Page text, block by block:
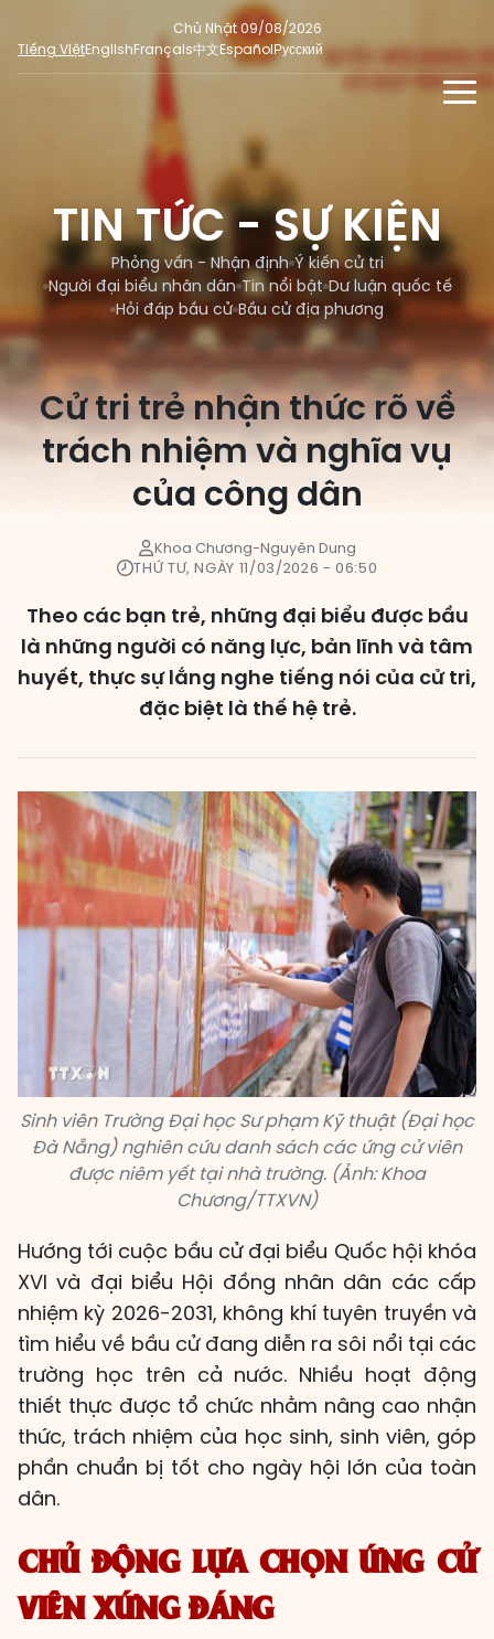
Chủ Nhật 09/08/2026
Tiếng ViệtEnglishFrançais中文EspañolРусский
TIN TỨC - SỰ KIỆN
Phỏng vấn - Nhận định
Ý kiến cử tri
Người đại biểu nhân dân
Tin nổi bật
Dư luận quốc tế
Hỏi đáp bầu cử
Bầu cử địa phương
ĐA PHƯƠNG TIỆN
Ảnh
E-magazine
Infographic
DÀNH CHO BÁO CHÍ
MẠNG XÃ HỘI
SỐ LIỆU BẦU CỬ
Cử tri tham gia bầu cử
Tổng số đại biểu quốc hội
Nữ đại biểu Quốc hội
HĐND cấp xã
HĐND cấp tỉnh, thành phố
TIN TỨC - SỰ KIỆN
Phỏng vấn - Nhận định Ý kiến cử tri
Người đại biểu nhân dân Tin nổi bật Dư luận quốc tế
Hỏi đáp bầu cử Bầu cử địa phương
Cử tri trẻ nhận thức rõ về
trách nhiệm và nghĩa vụ
của công dân
Khoa Chương-Nguyên Dung
THỨ TƯ, NGÀY 11/03/2026 - 06:50
Theo các bạn trẻ, những đại biểu được bầu
là những người có năng lực, bản lĩnh và tâm
huyết, thực sự lắng nghe tiếng nói của cử tri,
đặc biệt là thế hệ trẻ.
Sinh viên Trường Đại học Sư phạm Kỹ thuật (Đại học
Đà Nẵng) nghiên cứu danh sách các ứng cử viên
được niêm yết tại nhà trường. (Ảnh: Khoa
Chương/TTXVN)
Hướng tới cuộc bầu cử đại biểu Quốc hội khóa
XVI và đại biểu Hội đồng nhân dân các cấp
nhiệm kỳ 2026-2031, không khí tuyên truyền và
tìm hiểu về bầu cử đang diễn ra sôi nổi tại các
trường học trên cả nước. Nhiều hoạt động
thiết thực được tổ chức nhằm nâng cao nhận
thức, trách nhiệm của học sinh, sinh viên, góp
phần chuẩn bị tốt cho ngày hội lớn của toàn
dân.
CHỦ ĐỘNG LỰA CHỌN ỨNG CỬ
VIÊN XỨNG ĐÁNG